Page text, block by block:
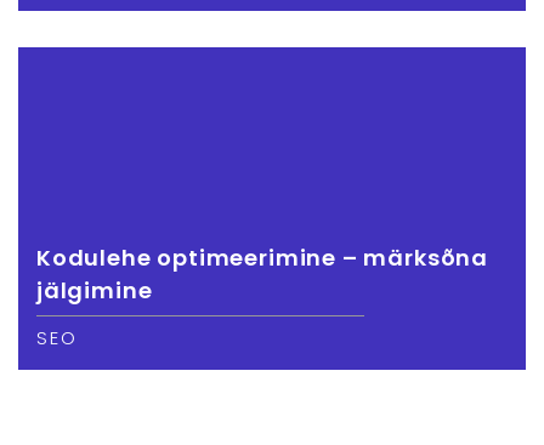
Kodulehe optimeerimine – märksõna
jälgimine
SEO